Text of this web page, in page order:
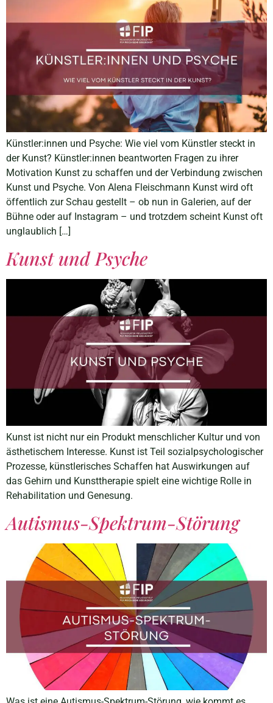
Künstler:innen und Psyche: Wie viel vom Künstler steckt in
der Kunst? Künstler:innen beantworten Fragen zu ihrer
Motivation Kunst zu schaffen und der Verbindung zwischen
Kunst und Psyche. Von Alena Fleischmann Kunst wird oft
öffentlich zur Schau gestellt – ob nun in Galerien, auf der
Bühne oder auf Instagram – und trotzdem scheint Kunst oft
unglaublich […]
Kunst und Psyche
Kunst ist nicht nur ein Produkt menschlicher Kultur und von
ästhetischem Interesse. Kunst ist Teil sozialpsychologischer
Prozesse, künstlerisches Schaffen hat Auswirkungen auf
das Gehirn und Kunsttherapie spielt eine wichtige Rolle in
Rehabilitation und Genesung.
Autismus-Spektrum-Störung